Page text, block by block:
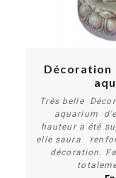
Décoration
Très belle
aquarium
hauteur a été
elle saura
décoration.